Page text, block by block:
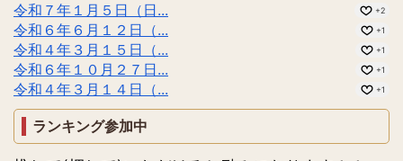
令和７年１月５日（日...
+2
令和６年６月１２日（... +1
令和４年３月１５日（... +1
令和６年１０月２７日... +1
令和４年３月１４日（... +1
ランキング参加中